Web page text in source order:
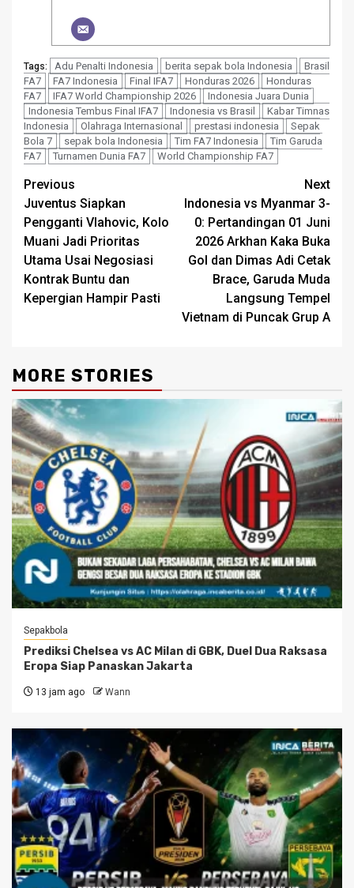
Tags: Adu Penalti Indonesia berita sepak bola Indonesia
Brasil
FA7
FA7 Indonesia Final IFA7 Honduras 2026
Honduras
FA7
IFA7 World Championship 2026
Indonesia Juara Dunia
Indonesia Tembus Final IFA7
Indonesia vs Brasil
Kabar Timnas
Indonesia
Olahraga Internasional prestasi indonesia
Sepak
Bola 7
sepak bola Indonesia Tim FA7 Indonesia
Tim Garuda
FA7
Turnamen Dunia FA7 World Championship FA7
Post
navigation
Previous
Juventus Siapkan
Pengganti Vlahovic, Kolo
Muani Jadi Prioritas
Utama Usai Negosiasi
Kontrak Buntu dan
Kepergian Hampir Pasti
Next
Indonesia vs Myanmar 3-
0: Pertandingan 01 Juni
2026 Arkhan Kaka Buka
Gol dan Dimas Adi Cetak
Brace, Garuda Muda
Langsung Tempel
Vietnam di Puncak Grup A
MORE STORIES
Sepakbola
Prediksi Chelsea vs AC Milan di GBK, Duel Dua Raksasa
Eropa Siap Panaskan Jakarta
13 jam ago Wann